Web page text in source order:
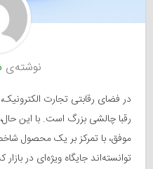
نوشته‌ی
در فضای رقابتی تجارت
رقبا چالشی بزرگ است. با این
موفق، با تمرکز بر یک محصول
توانسته‌اند جایگاه ویژه‌ای در